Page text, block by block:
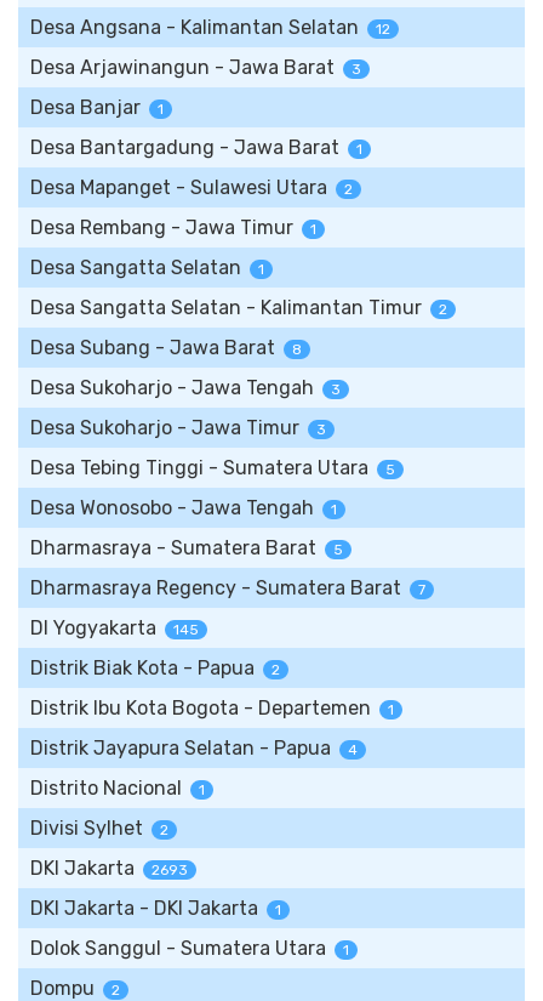
Desa Angsana - Kalimantan Selatan 12
Desa Arjawinangun - Jawa Barat 3
Desa Banjar 1
Desa Bantargadung - Jawa Barat 1
Desa Mapanget - Sulawesi Utara 2
Desa Rembang - Jawa Timur 1
Desa Sangatta Selatan 1
Desa Sangatta Selatan - Kalimantan Timur 2
Desa Subang - Jawa Barat 8
Desa Sukoharjo - Jawa Tengah 3
Desa Sukoharjo - Jawa Timur 3
Desa Tebing Tinggi - Sumatera Utara 5
Desa Wonosobo - Jawa Tengah 1
Dharmasraya - Sumatera Barat 5
Dharmasraya Regency - Sumatera Barat 7
DI Yogyakarta 145
Distrik Biak Kota - Papua 2
Distrik Ibu Kota Bogota - Departemen 1
Distrik Jayapura Selatan - Papua 4
Distrito Nacional 1
Divisi Sylhet 2
DKI Jakarta 2693
DKI Jakarta - DKI Jakarta 1
Dolok Sanggul - Sumatera Utara 1
Dompu 2